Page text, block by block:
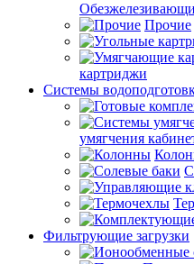
Прочие
картриджи
Системы
умягчения
Фильтрующие загрузки